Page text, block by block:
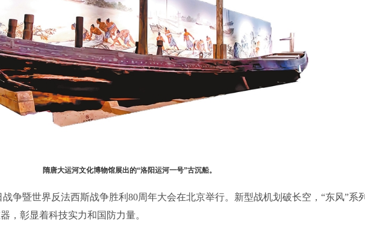
隋唐大运河文化博物馆展出的“洛阳运河一号”古沉船。
争暨世界反法西斯战争胜利80周年大会在北京举行。新型战机划破长空，“东风”系
彰显着科技实力和国防力量。